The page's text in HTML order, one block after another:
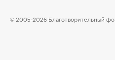
© 2005-2026 Благотворительный